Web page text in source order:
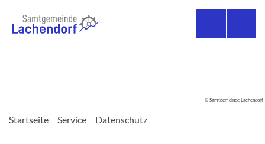
© Samtgemeinde Lachendorf
Startseite Service Datenschutz